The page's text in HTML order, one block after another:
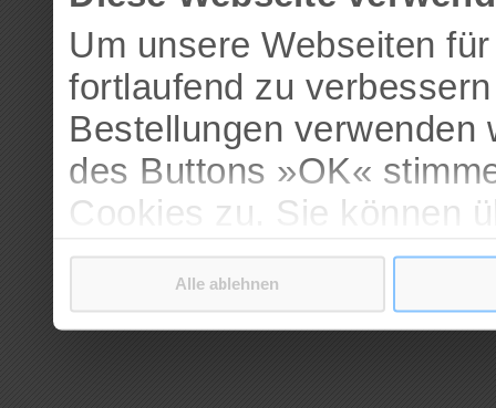
Um unsere Webseiten
fortlaufend zu
Bestellungen
des Buttons »OK«
Cookies zu. Sie können
verschiedenen Cookies
bestätigen.
Weitere Informationen
Alle ablehnen